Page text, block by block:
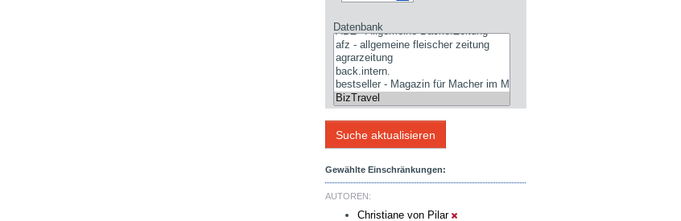
Datenbank
Gewählte Einschränkungen:
AUTOREN:
Christiane von Pilar